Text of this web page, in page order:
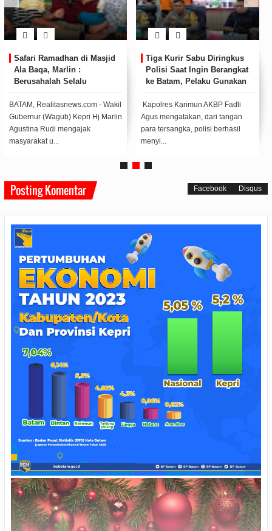
Safari Ramadhan di Masjid
Ala Baqa, Marlin :
Berusahalah Selalu
Bermanfaat untuk Orang
Lain
BATAM, Realitasnews.com - Wakil
Gubernur (Wagub) Kepri Hj Marlin
Agustina Rudi mengajak
masyarakat u...
Tiga Kurir Sabu Diringkus
Polisi Saat Ingin Berangkat
ke Batam, Pelaku Gunakan
Modus Sembunyikan Sabu
di Anus
Kapolres Karimun AKBP Fadli
Agus mengatakan, dari tangan
para tersangka, polisi berhasil
menyi...
Posting Komentar Facebook Disqus